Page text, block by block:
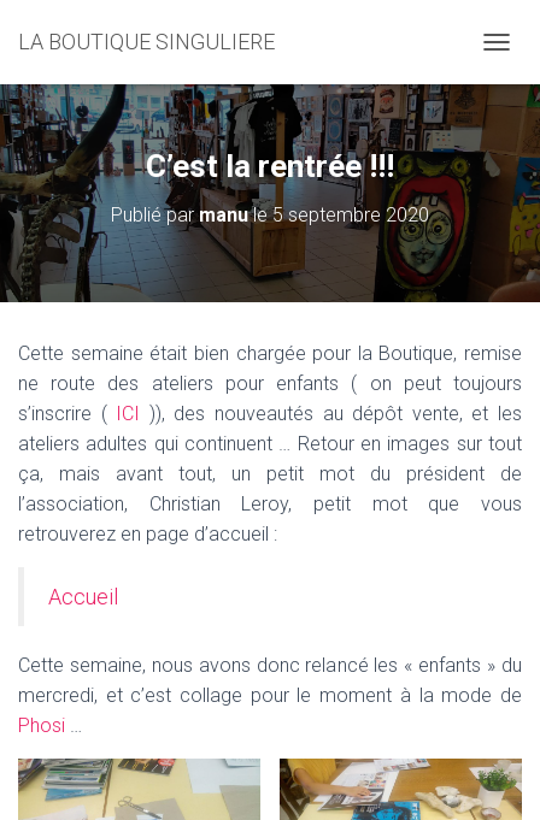
LA BOUTIQUE SINGULIERE
É
P
I
E
A
G
A
T
O
N
C’est la rentrée !!!
Publié parmanule5 septembre 2020
Cette semaine était bien chargée pour la Boutique, remise
ne route des ateliers pour enfants ( on peut toujours
s’inscrire ( ICI )), des nouveautés au dépôt vente, et les
ateliers adultes qui continuent … Retour en images sur tout
ça, mais avant tout, un petit mot du président de
l’association, Christian Leroy, petit mot que vous
retrouverez en page d’accueil :
Accueil
Cette semaine, nous avons donc relancé les « enfants » du
mercredi, et c’est collage pour le moment à la mode de
Phosi …